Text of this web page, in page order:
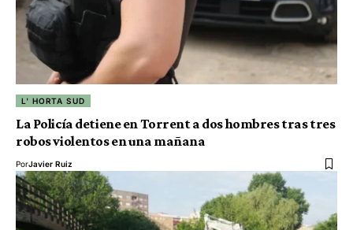
L' HORTA SUD
La Policía detiene en Torrent a dos hombres tras tres
robos violentos en una mañana
PorJavier Ruiz